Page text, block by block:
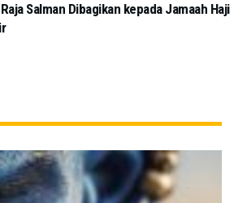
Salman Dibagikan kepada Jamaah Haji